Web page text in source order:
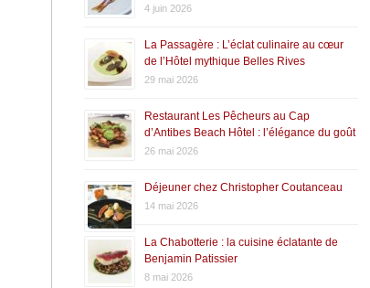
4 juin 2026
La Passagère : L’éclat culinaire au cœur
de l’Hôtel mythique Belles Rives
29 mai 2026
Restaurant Les Pêcheurs au Cap
d’Antibes Beach Hôtel : l’élégance du goût
26 mai 2026
Déjeuner chez Christopher Coutanceau
14 mai 2026
La Chabotterie : la cuisine éclatante de
Benjamin Patissier
8 mai 2026